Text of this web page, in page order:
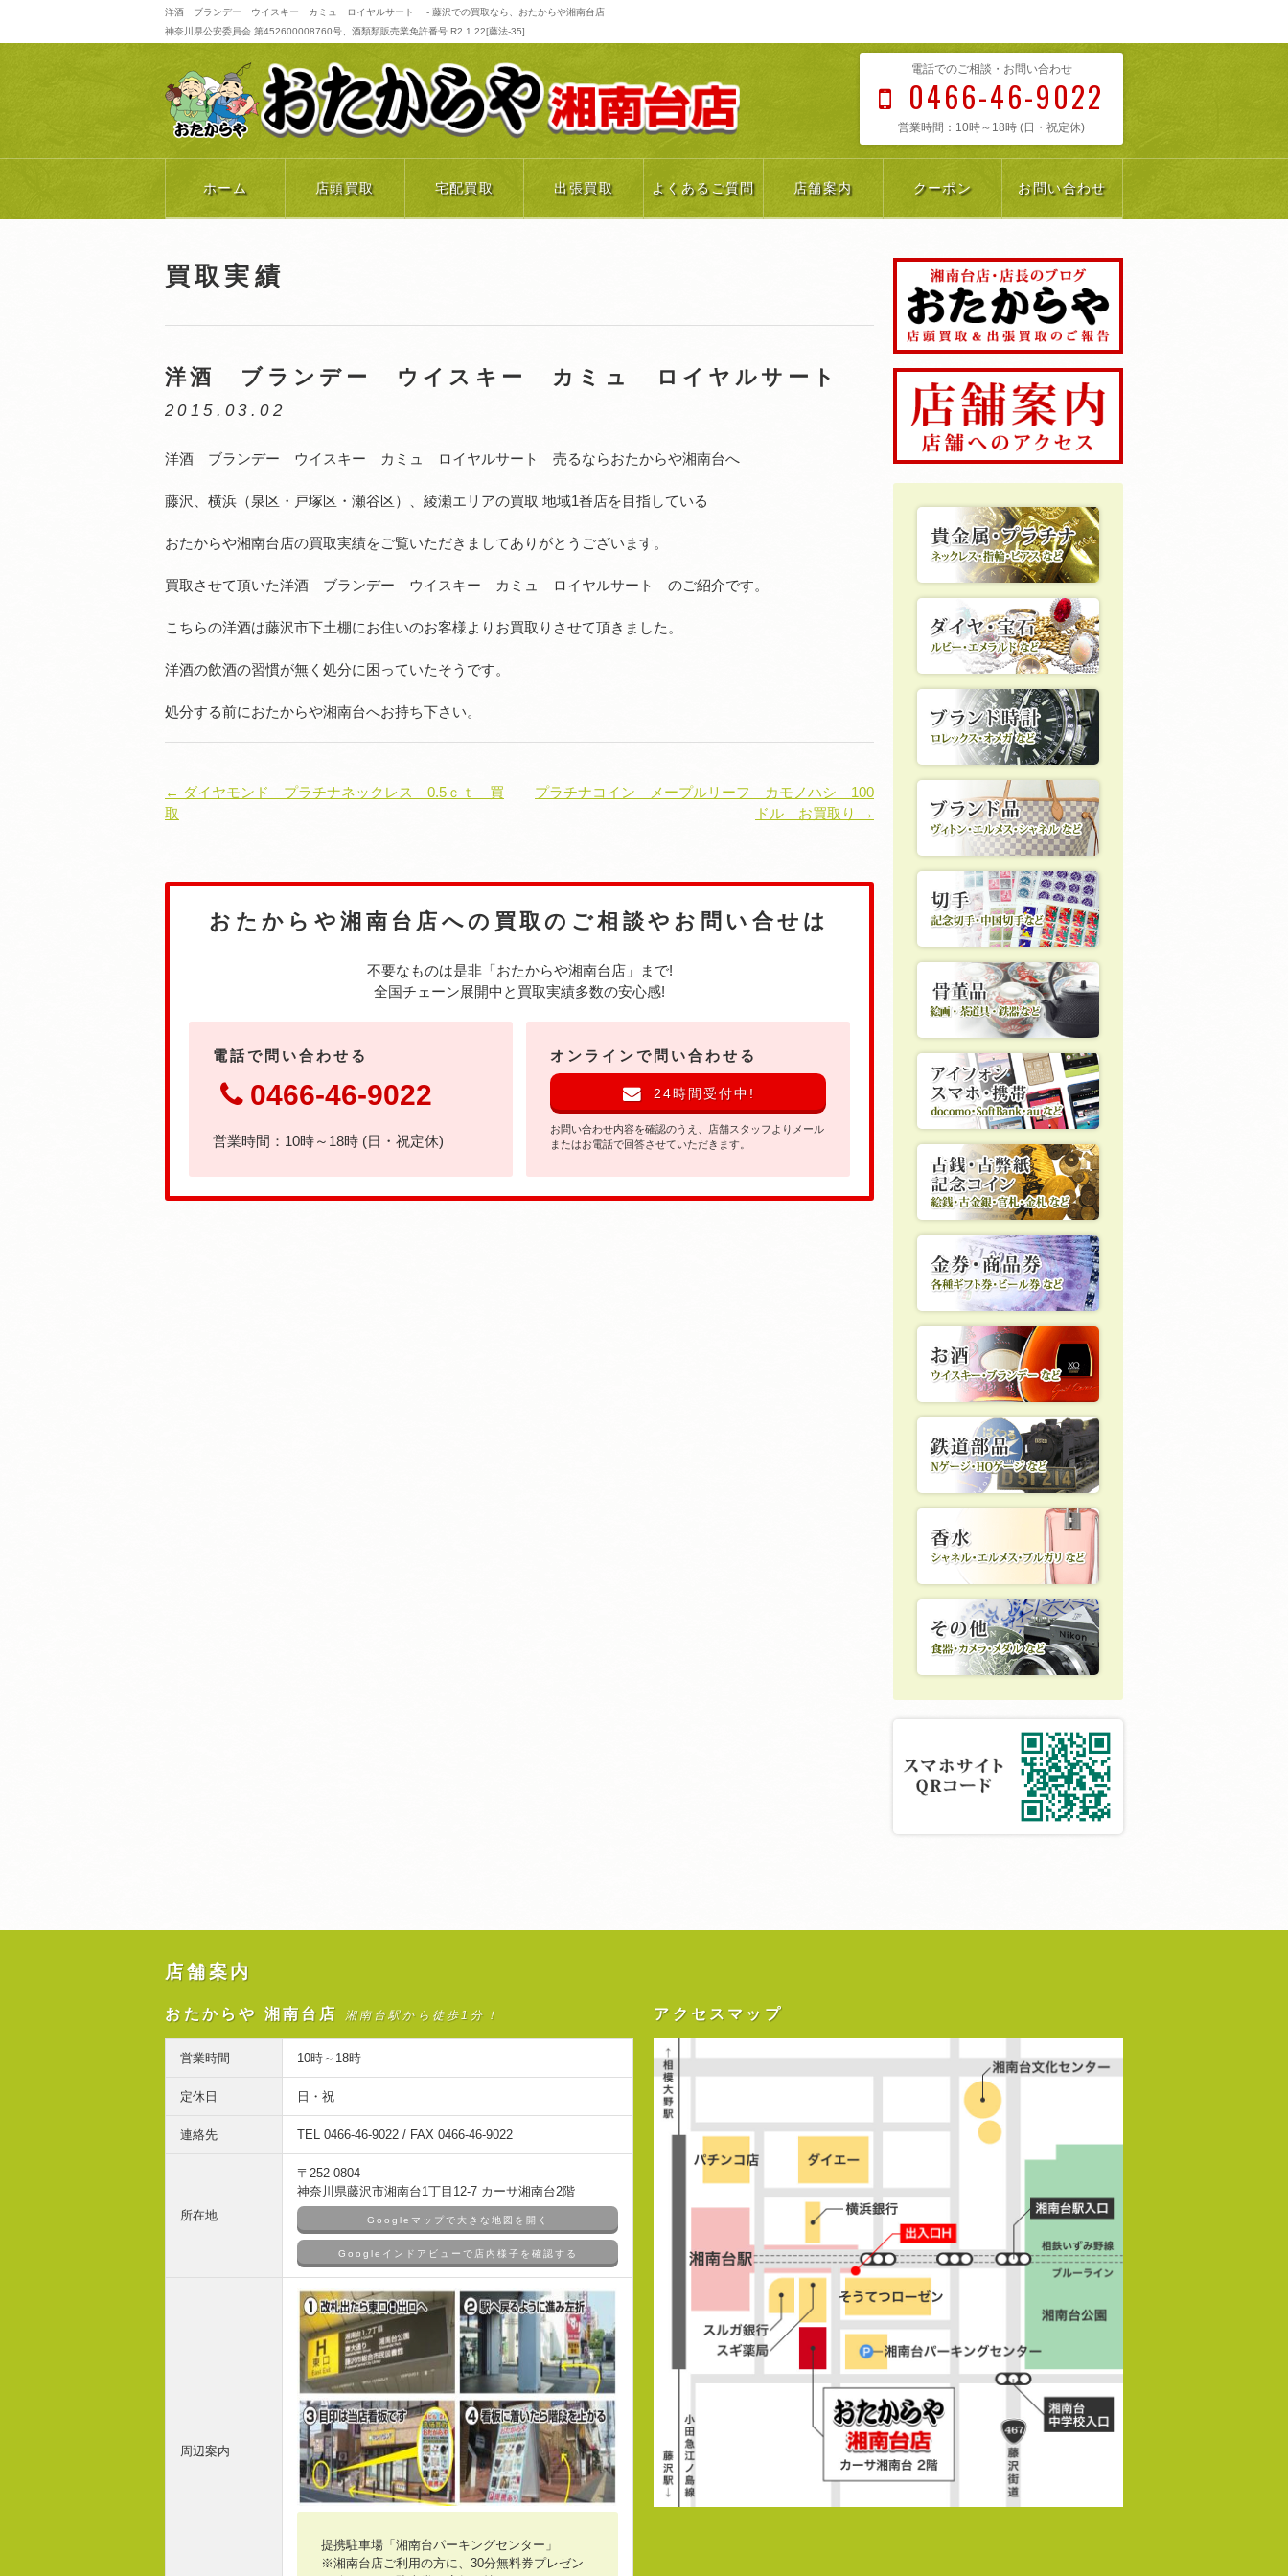
洋酒 ブランデー ウイスキー カミュ ロイヤルサート - 藤沢での買取なら、おたからや湘南台店
神奈川県公安委員会 第452600008760号、酒類類販売業免許番号 R2.1.22[藤法-35]
電話でのご相談・お問い合わせ
0466-46-9022
営業時間：10時～18時 (日・祝定休)
ホーム 店頭買取 宅配買取 出張買取 よくあるご質問 店舗案内 クーポン お問い合わせ
買取実績
洋酒 ブランデー ウイスキー カミュ ロイヤルサート
2015.03.02
洋酒 ブランデー ウイスキー カミュ ロイヤルサート 売るならおたからや湘南台へ
藤沢、横浜（泉区・戸塚区・瀬谷区）、綾瀬エリアの買取 地域1番店を目指している
おたからや湘南台店の買取実績をご覧いただきましてありがとうございます。
買取させて頂いた洋酒 ブランデー ウイスキー カミュ ロイヤルサート のご紹介です。
こちらの洋酒は藤沢市下土棚にお住いのお客様よりお買取りさせて頂きました。
洋酒の飲酒の習慣が無く処分に困っていたそうです。
処分する前におたからや湘南台へお持ち下さい。
← ダイヤモンド プラチナネックレス 0.5ｃｔ 買
取
プラチナコイン メープルリーフ カモノハシ 100
ドル お買取り →
おたからや湘南台店への 買取のご相談やお問い合せは
不要なものは是非「おたからや湘南台店」まで!
全国チェーン展開中と買取実績多数の安心感!
電話で問い合わせる
0466-46-9022
営業時間：10時～18時 (日・祝定休)
オンラインで問い合わせる
24時間受付中!
お問い合わせ内容を確認のうえ、店舗スタッフよりメール
またはお電話で回答させていただきます。
店舗案内
おたからや 湘南台店 湘南台駅から徒歩1分！
営業時間 10時～18時
定休日 日・祝
連絡先 TEL 0466-46-9022 / FAX 0466-46-9022
所在地
〒252-0804
神奈川県藤沢市湘南台1丁目12-7 カーサ湘南台2階
Googleマップで大きな地図を開く
Googleインドアビューで店内様子を確認する
周辺案内
提携駐車場「湘南台パーキングセンター」
※湘南台店ご利用の方に、30分無料券プレゼン
アクセスマップ